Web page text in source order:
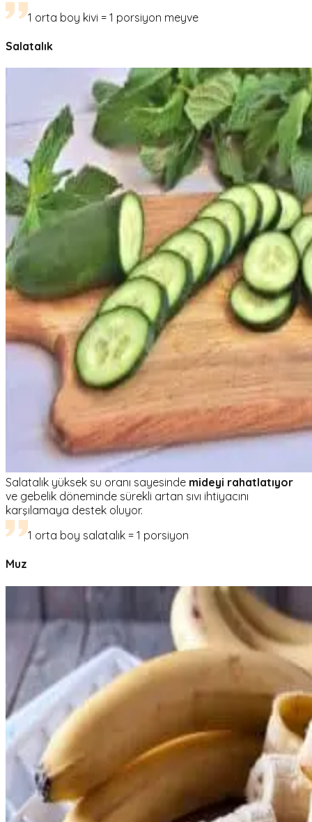
1 orta boy kivi = 1 porsiyon meyve
Salatalık
Salatalık yüksek su oranı sayesinde mideyi rahatlatıyor
ve gebelik döneminde sürekli artan sıvı ihtiyacını
karşılamaya destek oluyor.
1 orta boy salatalık = 1 porsiyon
Muz